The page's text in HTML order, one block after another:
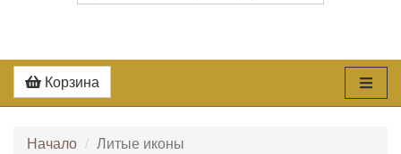
Корзина
Начало Литые иконы